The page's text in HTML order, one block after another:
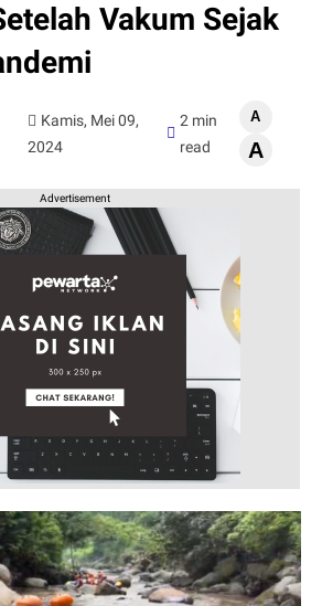
Vakum Sejak
Kamis, Mei 09,
2024
2 min
read
A
A
Advertisement